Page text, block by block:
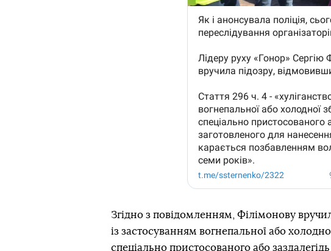
Згідно з повідомленням, Філімонову
із застосуванням вогнепальної або
спеціально пристосованого або